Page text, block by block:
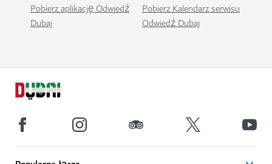
Pobierz aplikację Odwiedź
Dubaj
Pobierz Kalendarz serwisu
Odwiedź Dubaj